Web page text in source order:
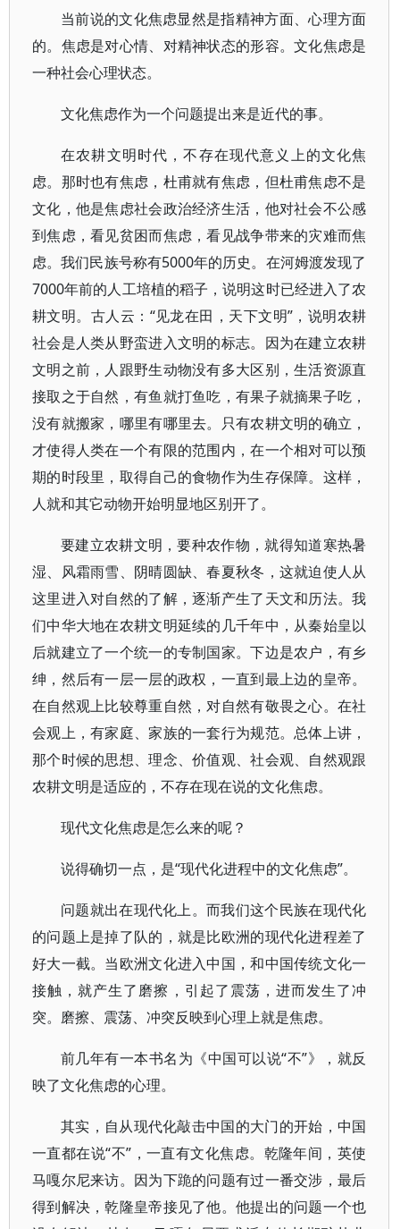
当前说的文化焦虑显然是指精神方面、心理方面
的。焦虑是对心情、对精神状态的形容。文化焦虑是
一种社会心理状态。
文化焦虑作为一个问题提出来是近代的事。
在农耕文明时代，不存在现代意义上的文化焦
虑。那时也有焦虑，杜甫就有焦虑，但杜甫焦虑不是
文化，他是焦虑社会政治经济生活，他对社会不公感
到焦虑，看见贫困而焦虑，看见战争带来的灾难而焦
虑。我们民族号称有5000年的历史。在河姆渡发现了
7000年前的人工培植的稻子，说明这时已经进入了农
耕文明。古人云：“见龙在田，天下文明”，说明农耕
社会是人类从野蛮进入文明的标志。因为在建立农耕
文明之前，人跟野生动物没有多大区别，生活资源直
接取之于自然，有鱼就打鱼吃，有果子就摘果子吃，
没有就搬家，哪里有哪里去。只有农耕文明的确立，
才使得人类在一个有限的范围内，在一个相对可以预
期的时段里，取得自己的食物作为生存保障。这样，
人就和其它动物开始明显地区别开了。
要建立农耕文明，要种农作物，就得知道寒热暑
湿、风霜雨雪、阴晴圆缺、春夏秋冬，这就迫使人从
这里进入对自然的了解，逐渐产生了天文和历法。我
们中华大地在农耕文明延续的几千年中，从秦始皇以
后就建立了一个统一的专制国家。下边是农户，有乡
绅，然后有一层一层的政权，一直到最上边的皇帝。
在自然观上比较尊重自然，对自然有敬畏之心。在社
会观上，有家庭、家族的一套行为规范。总体上讲，
那个时候的思想、理念、价值观、社会观、自然观跟
农耕文明是适应的，不存在现在说的文化焦虑。
现代文化焦虑是怎么来的呢？
说得确切一点，是“现代化进程中的文化焦虑”。
问题就出在现代化上。而我们这个民族在现代化
的问题上是掉了队的，就是比欧洲的现代化进程差了
好大一截。当欧洲文化进入中国，和中国传统文化一
接触，就产生了磨擦，引起了震荡，进而发生了冲
突。磨擦、震荡、冲突反映到心理上就是焦虑。
前几年有一本书名为《中国可以说“不”》，就反
映了文化焦虑的心理。
其实，自从现代化敲击中国的大门的开始，中国
一直都在说“不”，一直有文化焦虑。乾隆年间，英使
马嘎尔尼来访。因为下跪的问题有过一番交涉，最后
得到解决，乾隆皇帝接见了他。他提出的问题一个也